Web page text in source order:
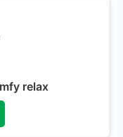
relax